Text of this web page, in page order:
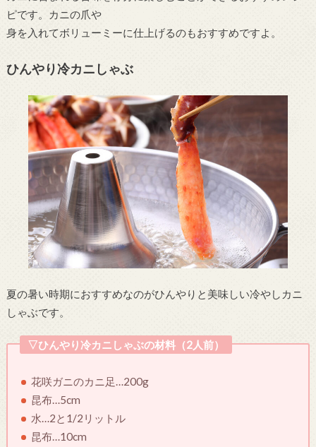
ピです。カニの爪や
身を入れてボリューミーに仕上げるのもおすすめですよ。
ひんやり冷カニしゃぶ
夏の暑い時期におすすめなのがひんやりと美味しい冷やしカニ
しゃぶです。
▽ひんやり冷カニしゃぶの材料（2人前）
花咲ガニのカニ足…200g
昆布…5cm
水…2と1/2リットル
昆布…10cm